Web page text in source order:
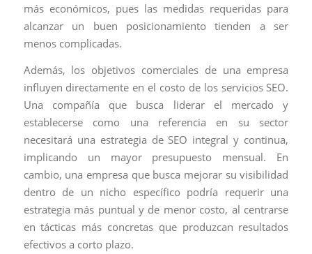
más económicos, pues las medidas requeridas para
alcanzar un buen posicionamiento tienden a ser
menos complicadas.
Además, los objetivos comerciales de una empresa
influyen directamente en el costo de los servicios SEO.
Una compañía que busca liderar el mercado y
establecerse como una referencia en su sector
necesitará una estrategia de SEO integral y continua,
implicando un mayor presupuesto mensual. En
cambio, una empresa que busca mejorar su visibilidad
dentro de un nicho específico podría requerir una
estrategia más puntual y de menor costo, al centrarse
en tácticas más concretas que produzcan resultados
efectivos a corto plazo.